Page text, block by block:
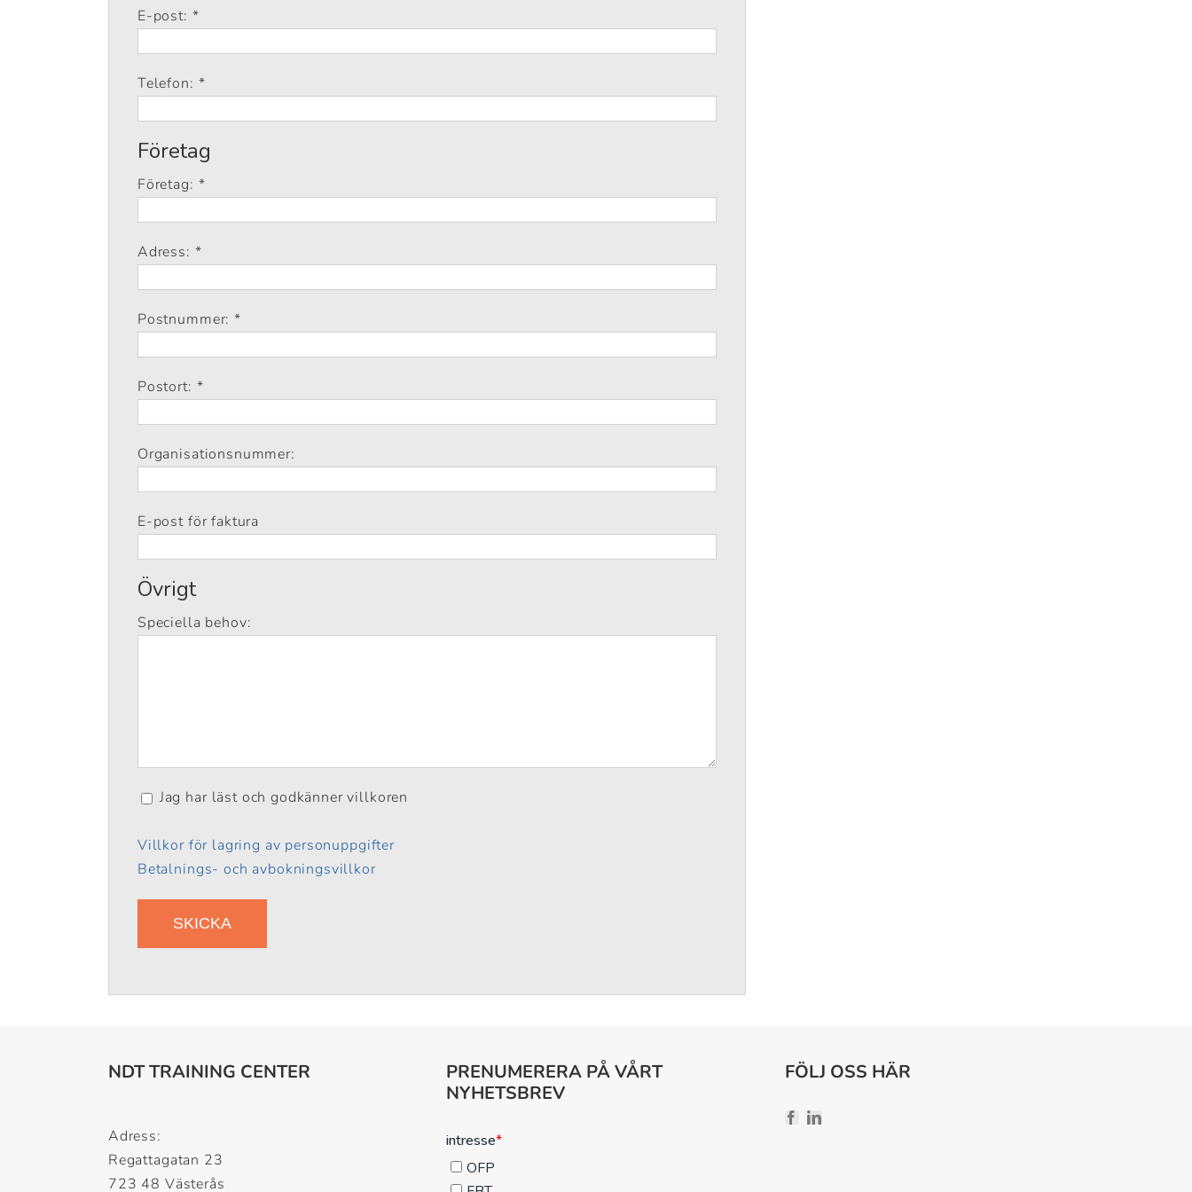
E-post: *
Telefon: *
Företag
Företag: *
Adress: *
Postnummer: *
Postort: *
Organisationsnummer:
E-post för faktura
Övrigt
Speciella behov:
Jag har läst och godkänner villkoren
Villkor för lagring av personuppgifter
Betalnings- och avbokningsvillkor
NDT TRAINING CENTER
Adress:
Regattagatan 23
723 48 Västerås
PRENUMERERA PÅ VÅRT
NYHETSBREV
FÖLJ OSS HÄR